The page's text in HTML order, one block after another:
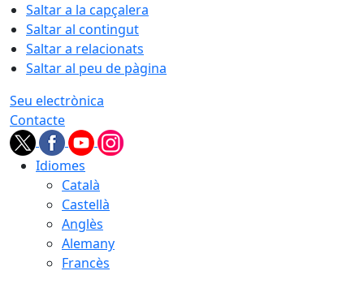
Saltar a la capçalera
Saltar al contingut
Saltar a relacionats
Saltar al peu de pàgina
Seu electrònica
Contacte
Idiomes
Català
Castellà
Anglès
Alemany
Francès